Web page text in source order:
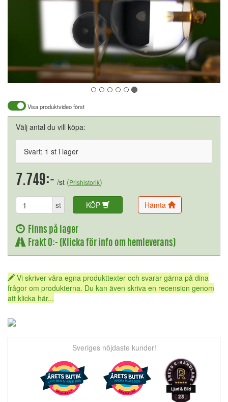
Visa produktvideo först
Välj antal du vill köpa:
Svart: 1 st i lager
7.749:- /st (Prishistorik)
st KÖP Hämta
Finns på lager
Frakt 0:- (Klicka för info om hemleverans)
Vi skriver våra egna produkttexter och svarar gärna på dina
frågor om produkterna. Du kan även skriva en recension genom
att klicka här...
Sveriges nöjdaste kunder!